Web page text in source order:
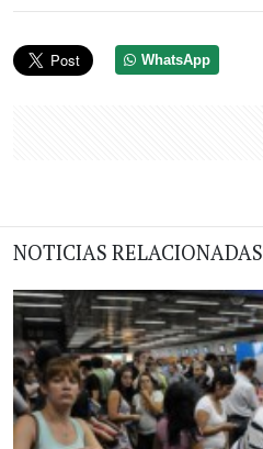
WhatsApp
NOTICIAS RELACIONADAS